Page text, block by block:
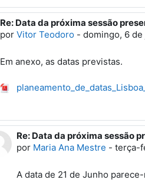
Em resposta a 'Rosa Maria Pais'
Re: Data da próxima sessão
porVitor Teodoro -domingo, 6
Em anexo, as datas previstas.
Em resposta a 'Vitor Teodoro'
Re: Data da próxima sessão
por Maria Ana Mestre -terça-
A data de 21 de Junho